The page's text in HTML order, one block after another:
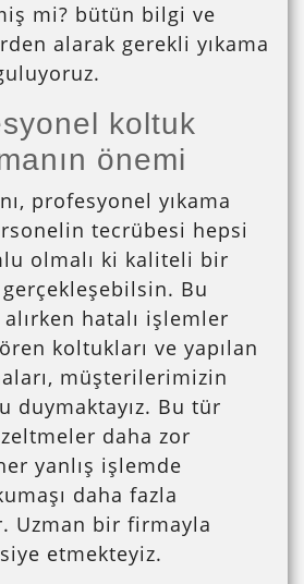
mi? bütün bilgi ve
alarak gerekli yıkama
koltuk
önemi
profesyonel yıkama
tecrübesi hepsi
olmalı ki kaliteli bir
Bu
hatalı işlemler
koltukları ve yapılan
müşterilerimizin
duymaktayız. Bu tür
daha zor
yanlış işlemde
daha fazla
Uzman bir firmayla
etmekteyiz.